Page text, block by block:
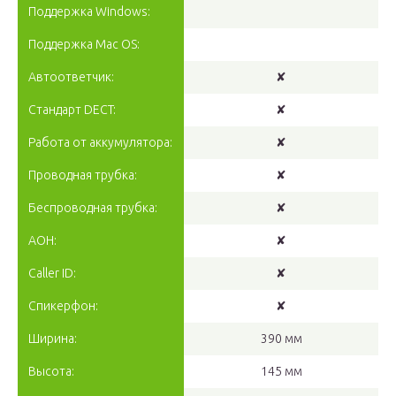
Поддержка Windows:
Поддержка Mac OS:
Автоответчик: ✘
Стандарт DECT: ✘
Работа от аккумулятора: ✘
Проводная трубка: ✘
Беспроводная трубка: ✘
АОН: ✘
Caller ID: ✘
Спикерфон: ✘
Ширина: 390 мм
Высота: 145 мм